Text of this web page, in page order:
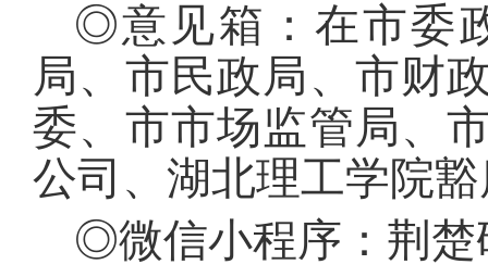
◎意见箱：在市委
局、市民政局、市财
委、市市场监管局、
公司、湖北理工学院
◎微信小程序：荆楚